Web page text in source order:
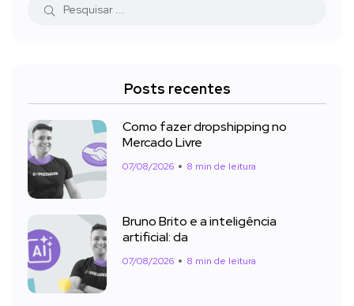
Posts recentes
Como fazer dropshipping no
Mercado Livre
07/08/2026 8 min de leitura
Bruno Brito e a inteligência
artificial: da
07/08/2026 8 min de leitura